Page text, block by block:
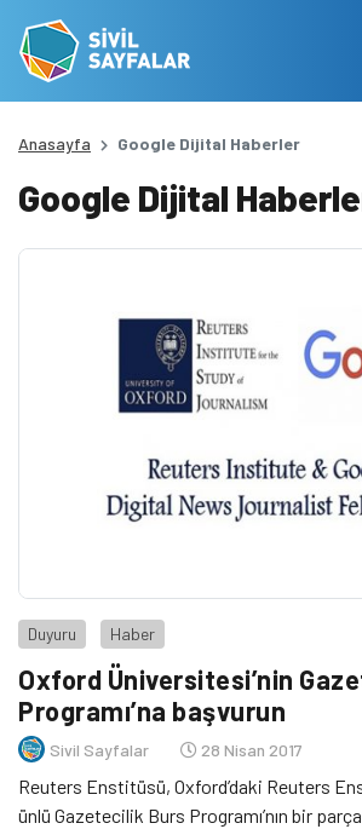
Anasayfa Google Dijital Haberler
Google Dijital
Duyuru Haber
Oxford Üniversitesi’nin
Programı’na başvurun
Sivil Sayfalar 28 Nisan 2017
Reuters Enstitüsü, Oxford’daki Reuters
ünlü Gazetecilik Burs Programı’nın bir